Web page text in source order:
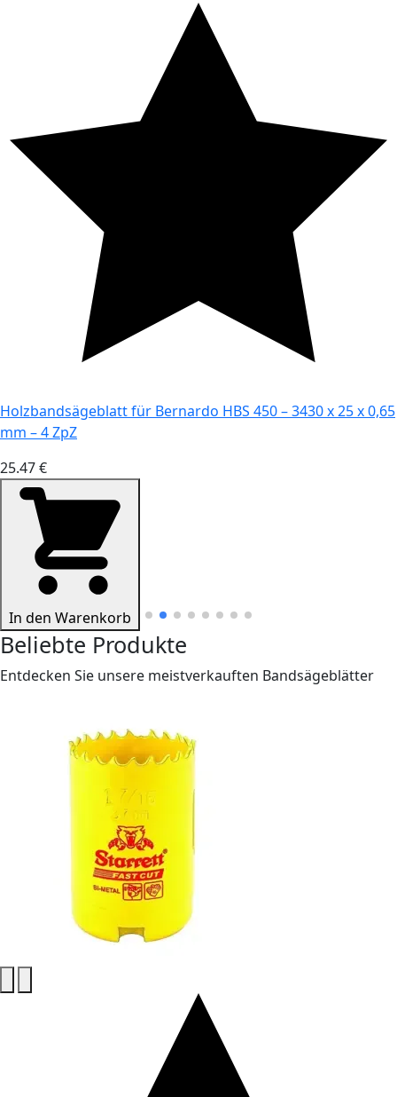
Holzbandsägeblatt für Bernardo HBS 450 – 3430 x 25 x 0,65
mm – 4 ZpZ
25.47 €
In den Warenkorb
Beliebte Produkte
Entdecken Sie unsere meistverkauften Bandsägeblätter